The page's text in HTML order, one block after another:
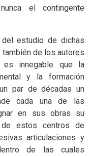
el contingente
estudio de dichas
de los autores
innegable que la
y la formación
par de décadas un
cada una de las
en sus obras su
de estos centros de
articulaciones y
de las cuales